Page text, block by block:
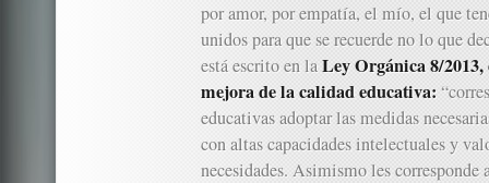
por amor, por empatía, el mío, el que
unidos para que se recuerde no lo que
está escrito en laLey Orgánica 8/
mejora de la calidad educativa:
educativas adoptar las medidas
con altas capacidades intelectuales y
necesidades. Asimismo les corresponde